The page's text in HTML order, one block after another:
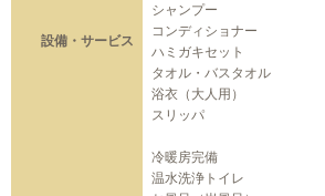
設備・サービス
シャンプー
コンディショナー
ハミガキセット
タオル・バスタオル
浴衣（大人用）
スリッパ
冷暖房完備
温水洗浄トイレ